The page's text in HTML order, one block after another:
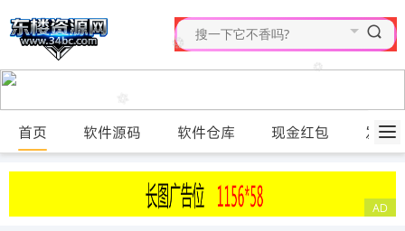
首页 软件源码 软件仓库 现金红包 发布